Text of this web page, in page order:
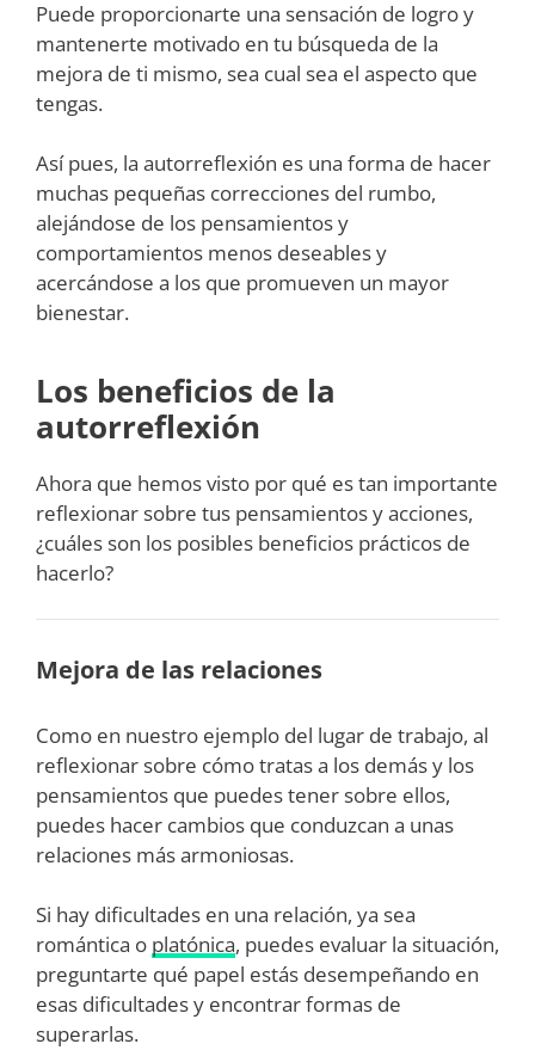
Puede proporcionarte una sensación de logro y
mantenerte motivado en tu búsqueda de la
mejora de ti mismo, sea cual sea el aspecto que
tengas.
Así pues, la autorreflexión es una forma de hacer
muchas pequeñas correcciones del rumbo,
alejándose de los pensamientos y
comportamientos menos deseables y
acercándose a los que promueven un mayor
bienestar.
Los beneficios de la
autorreflexión
Ahora que hemos visto por qué es tan importante
reflexionar sobre tus pensamientos y acciones,
¿cuáles son los posibles beneficios prácticos de
hacerlo?
Mejora de las relaciones
Como en nuestro ejemplo del lugar de trabajo, al
reflexionar sobre cómo tratas a los demás y los
pensamientos que puedes tener sobre ellos,
puedes hacer cambios que conduzcan a unas
relaciones más armoniosas.
Si hay dificultades en una relación, ya sea
romántica o platónica, puedes evaluar la situación,
preguntarte qué papel estás desempeñando en
esas dificultades y encontrar formas de
superarlas.